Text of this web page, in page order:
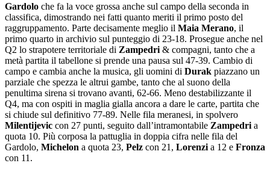
Gardolo che fa la voce grossa anche sul campo della seconda in
classifica, dimostrando nei fatti quanto meriti il primo posto del
raggruppamento. Parte decisamente meglio il Maia Merano, il
primo quarto in archivio sul punteggio di 23-18. Prosegue anche nel
Q2 lo strapotere territoriale di Zampedri & compagni, tanto che a
metà partita il tabellone si prende una pausa sul 47-39. Cambio di
campo e cambia anche la musica, gli uomini di Durak piazzano un
parziale che spezza le altrui gambe, tanto che al suono della
penultima sirena si trovano avanti, 62-66. Meno destabilizzante il
Q4, ma con ospiti in maglia gialla ancora a dare le carte, partita che
si chiude sul definitivo 77-89. Nelle fila meranesi, in spolvero
Milentijevic con 27 punti, seguito dall’intramontabile Zampedri a
quota 10. Più corposa la pattuglia in doppia cifra nelle fila del
Gardolo, Michelon a quota 23, Pelz con 21, Lorenzi a 12 e Fronza
con 11.